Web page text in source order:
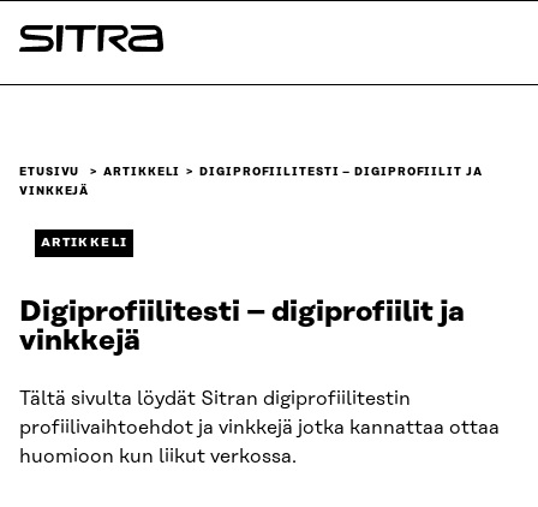
Siirry
suoraan
Sitra
ETUSIVU ARTIKKELI
DIGIPROFIILITESTI – DIGIPROFIILIT JA
VINKKEJÄ
ARTIKKELI
Digiprofiilitesti – digiprofiilit ja
vinkkejä
Tältä sivulta löydät Sitran digiprofiilitestin
profiilivaihtoehdot ja vinkkejä jotka kannattaa ottaa
huomioon kun liikut verkossa.